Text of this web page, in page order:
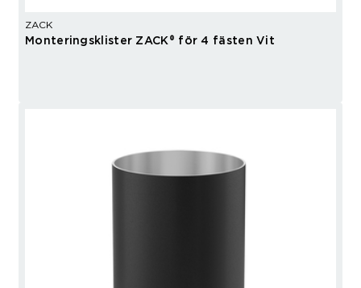
ZACK
Monteringsklister ZACK® för 4 fästen Vit